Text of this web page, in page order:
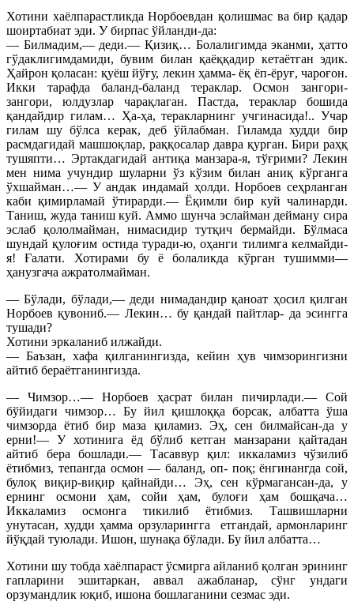
Хотини хаёлпарастликда Норбоевдан қолишмас ва бир қадар
шоиртабиат эди. У бирпас ўйланди-да:
— Билмадим,— деди.— Қизиқ… Болалигимда эканми, ҳатто
гўдаклигимдамиди, бувим билан қаёққадир кетаётган эдик.
Ҳайрон қоласан: қуёш йўғу, лекин ҳамма- ёқ ёп-ёруғ, чароғон.
Икки тарафда баланд-баланд тераклар. Осмон зангори-
зангори, юлдузлар чарақлаган. Пастда, тераклар бошида
қандайдир гилам… Ҳа-ҳа, теракларнинг учгинасида!.. Учар
гилам шу бўлса керак, деб ўйлабман. Гиламда худди бир
расмдагидай машшоқлар, раққосалар давра қурган. Бири раҳқ
тушяпти… Эртакдагидай антиқа манзара-я, тўғрими? Лекин
мен нима учундир шуларни ўз кўзим билан аниқ кўрганга
ўхшайман…— У андак индамай ҳолди. Норбоев сеҳрланган
каби қимирламай ўтирарди.— Ёқимли бир куй чалинарди.
Таниш, жуда таниш куй. Аммо шунча эслайман дейману сира
эслаб қололмайман, нимасидир тутқич бермайди. Бўлмаса
шундай қулоғим остида туради-ю, оҳанги тилимга келмайди-
я! Ғалати. Хотирами бу ё болаликда кўрган тушимми—
ҳанузгача ажратолмайман.
— Бўлади, бўлади,— деди нимадандир қаноат ҳосил қилган
Норбоев қувониб.— Лекин… бу қандай пайтлар- да эсингга
тушади?
Хотини эркаланиб илжайди.
— Баъзан, хафа қилганингизда, кейин ҳув чимзорингизни
айтиб бераётганингизда.
— Чимзор…— Норбоев ҳасрат билан пичирлади.— Сой
бўйидаги чимзор… Бу йил қишлоққа борсак, албатта ўша
чимзорда ётиб бир маза қиламиз. Эҳ, сен билмайсан-да у
ерни!— У хотинига ёд бўлиб кетган манзарани қайтадан
айтиб бера бошлади.— Тасаввур қил: иккаламиз чўзилиб
ётибмиз, тепангда осмон — баланд, оп- поқ; ёнгинангда сой,
булоқ виқир-виқир қайнайди… Эҳ, сен кўрмагансан-да, у
ернинг осмони ҳам, сойи ҳам, булоғи ҳам бошқача…
Иккаламиз осмонга тикилиб ётибмиз. Ташвишларни
унутасан, худди ҳамма орзуларингга етгандай, армонларинг
йўқдай туюлади. Ишон, шунақа бўлади. Бу йил албатта…
Хотини шу тобда хаёлпараст ўсмирга айланиб қолган эрининг
гапларини эшитаркан, аввал ажабланар, сўнг ундаги
орзумандлик юқиб, ишона бошлаганини сезмас эди.